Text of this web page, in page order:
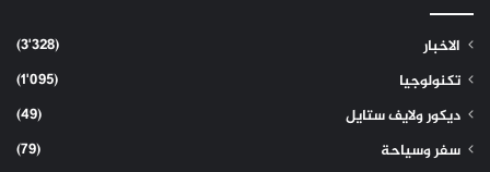
الاخبار
(3٬328)
تكنولوجيا
(1٬095)
ديكور ولايف ستايل
(49)
سفر وسياحة
(79)